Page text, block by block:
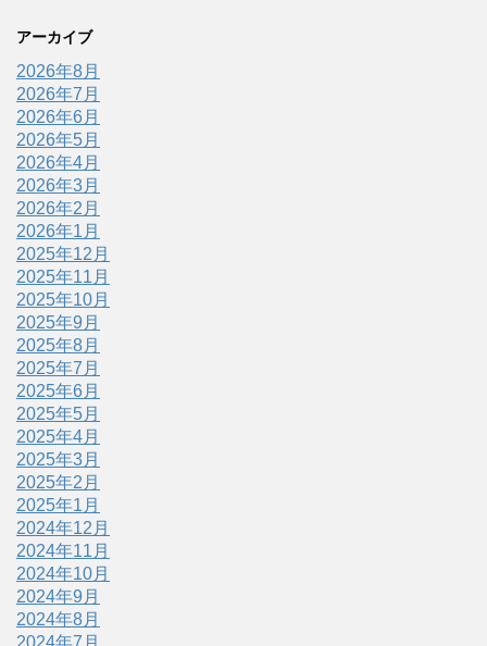
アーカイブ
2026年8月
2026年7月
2026年6月
2026年5月
2026年4月
2026年3月
2026年2月
2026年1月
2025年12月
2025年11月
2025年10月
2025年9月
2025年8月
2025年7月
2025年6月
2025年5月
2025年4月
2025年3月
2025年2月
2025年1月
2024年12月
2024年11月
2024年10月
2024年9月
2024年8月
2024年7月